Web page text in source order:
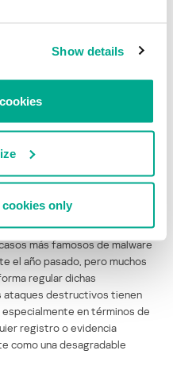
Show details
cookies only
del phishing. Aún se
en la vida real, pero lo que
spear-phishing como un
más famosos de malware
el año pasado, pero muchos
regular dichas
ataques destructivos tienen
en términos de
registro o evidencia
como una desagradable